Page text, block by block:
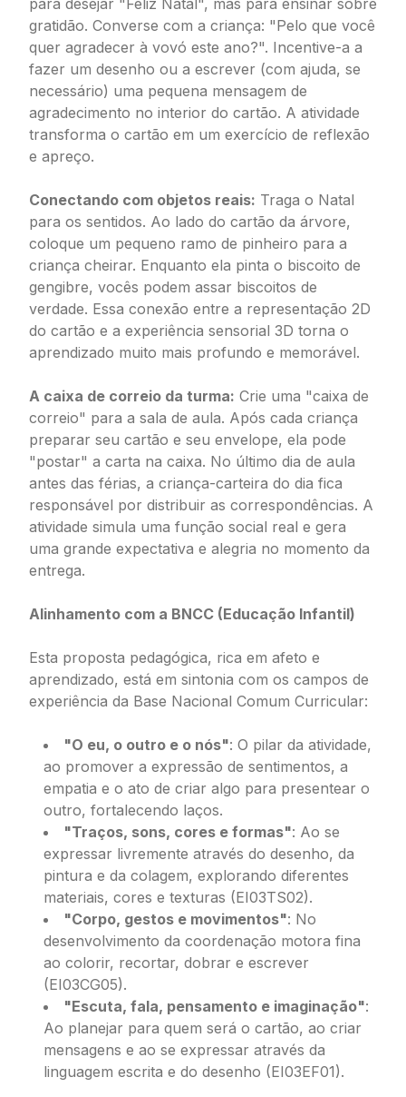
para desejar "Feliz Natal", mas para ensinar sobre
gratidão. Converse com a criança: "Pelo que você
quer agradecer à vovó este ano?". Incentive-a a
fazer um desenho ou a escrever (com ajuda, se
necessário) uma pequena mensagem de
agradecimento no interior do cartão. A atividade
transforma o cartão em um exercício de reflexão
e apreço.
Conectando com objetos reais: Traga o Natal
para os sentidos. Ao lado do cartão da árvore,
coloque um pequeno ramo de pinheiro para a
criança cheirar. Enquanto ela pinta o biscoito de
gengibre, vocês podem assar biscoitos de
verdade. Essa conexão entre a representação 2D
do cartão e a experiência sensorial 3D torna o
aprendizado muito mais profundo e memorável.
A caixa de correio da turma: Crie uma "caixa de
correio" para a sala de aula. Após cada criança
preparar seu cartão e seu envelope, ela pode
"postar" a carta na caixa. No último dia de aula
antes das férias, a criança-carteira do dia fica
responsável por distribuir as correspondências. A
atividade simula uma função social real e gera
uma grande expectativa e alegria no momento da
entrega.
Alinhamento com a BNCC (Educação Infantil)
Esta proposta pedagógica, rica em afeto e
aprendizado, está em sintonia com os campos de
experiência da Base Nacional Comum Curricular:
"O eu, o outro e o nós": O pilar da atividade,
ao promover a expressão de sentimentos, a
empatia e o ato de criar algo para presentear o
outro, fortalecendo laços.
"Traços, sons, cores e formas": Ao se
expressar livremente através do desenho, da
pintura e da colagem, explorando diferentes
materiais, cores e texturas (EI03TS02).
"Corpo, gestos e movimentos": No
desenvolvimento da coordenação motora fina
ao colorir, recortar, dobrar e escrever
(EI03CG05).
"Escuta, fala, pensamento e imaginação":
Ao planejar para quem será o cartão, ao criar
mensagens e ao se expressar através da
linguagem escrita e do desenho (EI03EF01).